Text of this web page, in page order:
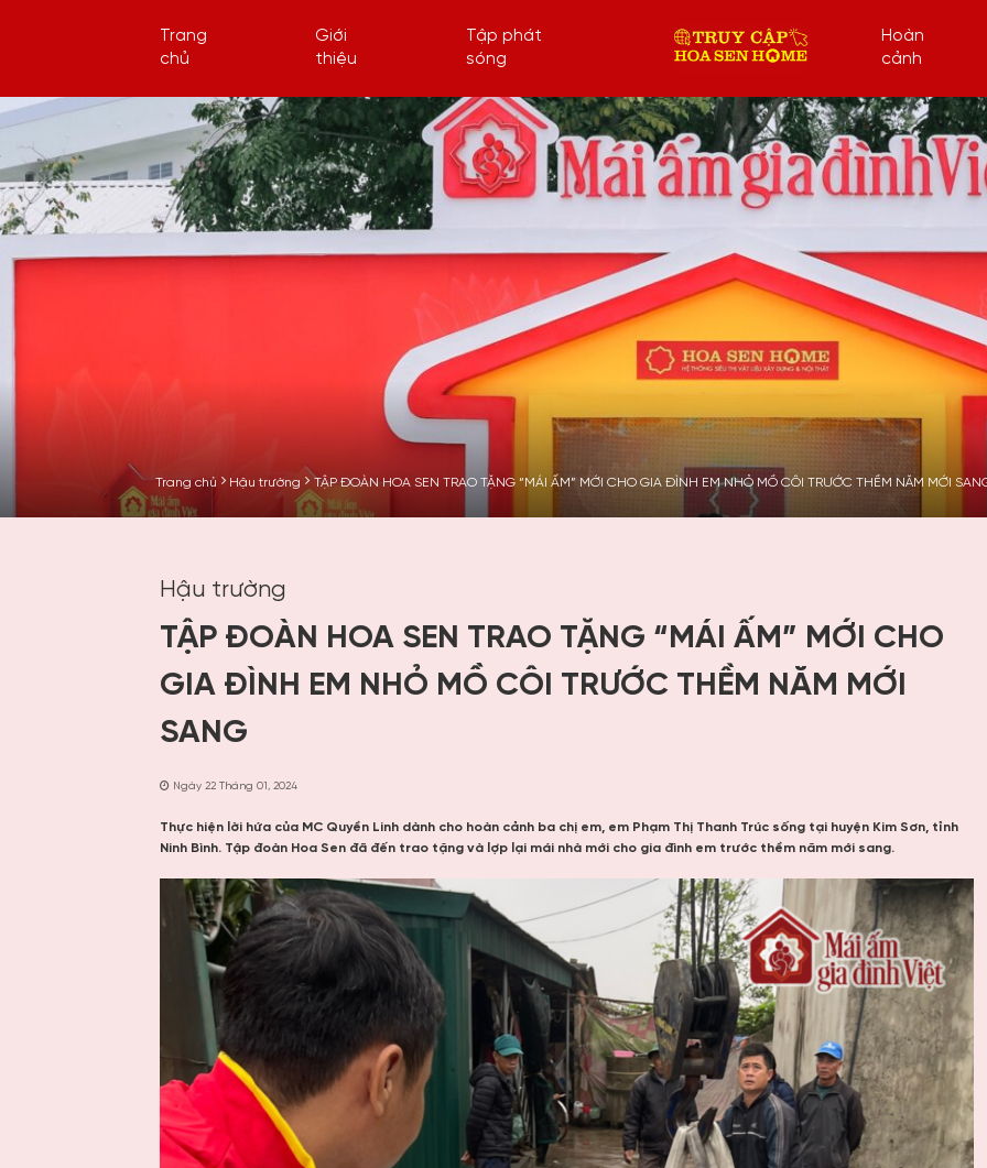
Trang
chủ
Giới
thiệu
Tập phát
sóng
Hoàn
cảnh
Trang chủ Hậu trường TẬP ĐOÀN HOA SEN TRAO TẶNG “MÁI ẤM” MỚI CHO GIA ĐÌNH EM NHỎ MỒ CÔI TRƯỚC THỀM NĂM MỚI
Hậu trường
TẬP ĐOÀN HOA SEN TRAO TẶNG “MÁI ẤM” MỚI CHO
GIA ĐÌNH EM NHỎ MỒ CÔI TRƯỚC THỀM NĂM MỚI
SANG
Ngày 22 Tháng 01, 2024
Thực hiện lời hứa của MC Quyền Linh dành cho hoàn cảnh ba chị em, em Phạm Thị Thanh Trúc sống tại huyện Kim Sơn, tỉnh
Ninh Bình. Tập đoàn Hoa Sen đã đến trao tặng và lợp lại mái nhà mới cho gia đình em trước thềm năm mới sang.